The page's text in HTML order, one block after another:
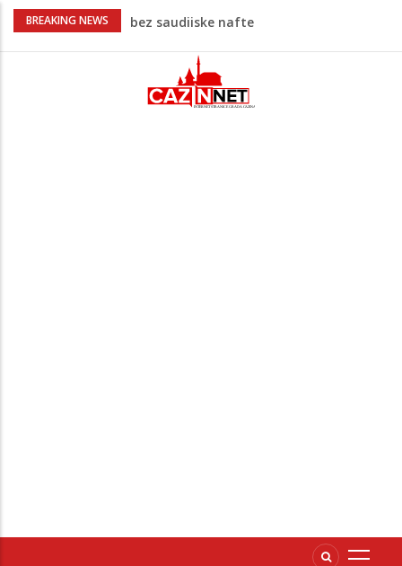
BREAKING NEWS
Vrućine pune hitne pomoći: Sve više
Šta je Vučić prešutio Zelenskom?
Putinovo ime nije smio da izgovori